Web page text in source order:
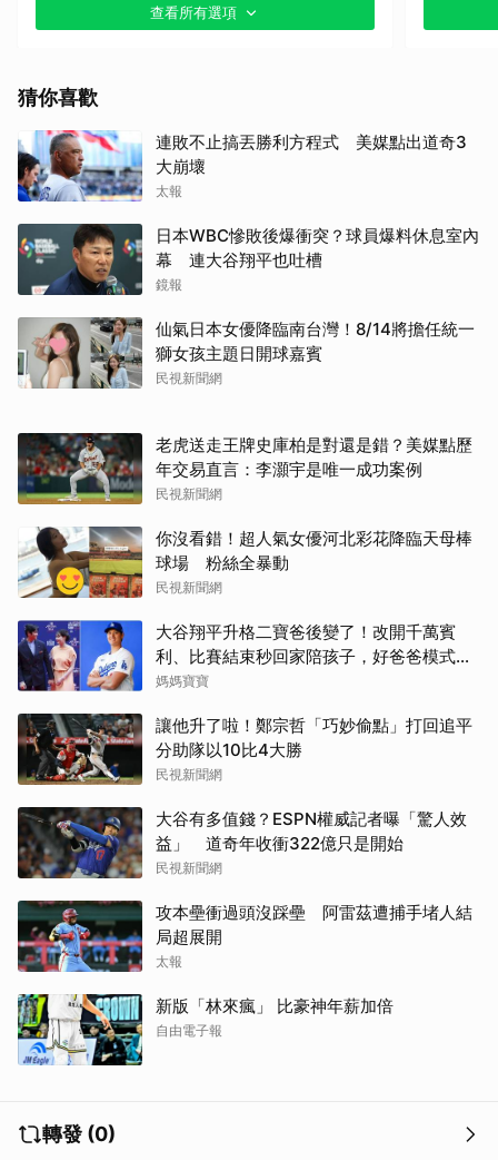
其他（歡迎貼文分享）
查看所有選項
猜你喜歡
連敗不止搞丟勝利方程式 美媒點出道奇3
大崩壞
太報
日本WBC慘敗後爆衝突？球員爆料休息室內
幕 連大谷翔平也吐槽
鏡報
仙氣日本女優降臨南台灣！8/14將擔任統一
獅女孩主題日開球嘉賓
民視新聞網
老虎送走王牌史庫柏是對還是錯？美媒點歷
年交易直言：李灝宇是唯一成功案例
民視新聞網
你沒看錯！超人氣女優河北彩花降臨天母棒
球場 粉絲全暴動
民視新聞網
大谷翔平升格二寶爸後變了！改開千萬賓
利、比賽結束秒回家陪孩子，好爸爸模式全
開
媽媽寶寶
讓他升了啦！鄭宗哲「巧妙偷點」打回追平
分助隊以10比4大勝
民視新聞網
大谷有多值錢？ESPN權威記者曝「驚人效
益」 道奇年收衝322億只是開始
民視新聞網
攻本壘衝過頭沒踩壘 阿雷茲遭捕手堵人結
局超展開
太報
新版「林來瘋」 比豪神年薪加倍
自由電子報
轉發 (0)